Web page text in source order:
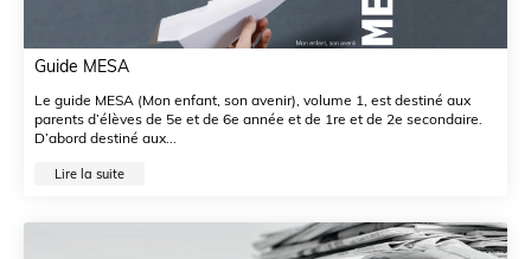
Guide MESA
Le guide MESA (Mon enfant, son avenir), volume 1, est destiné aux
parents d’élèves de 5e et de 6e année et de 1re et de 2e secondaire.
D’abord destiné aux...
Lire la suite